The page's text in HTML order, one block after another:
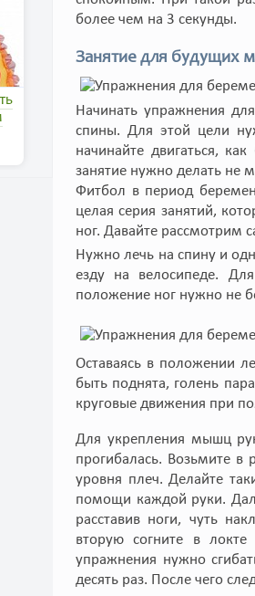
более чем на 3 секунды.
Занятие для будущих
Начинать упражнения
спины. Для этой цели
начинайте двигаться,
занятие нужно делать не
Фитбол в период
целая серия занятий,
ног. Давайте рассмотрим
Нужно лечь на спину и
езду на велосипеде.
положение ног нужно не
Оставаясь в положении
быть поднята, голень
круговые движения при
Для укрепления мышц
прогибалась. Возьмите
уровня плеч. Делайте
помощи каждой руки.
расставив ноги, чуть
вторую согните в
упражнения нужно
десять раз. После чего